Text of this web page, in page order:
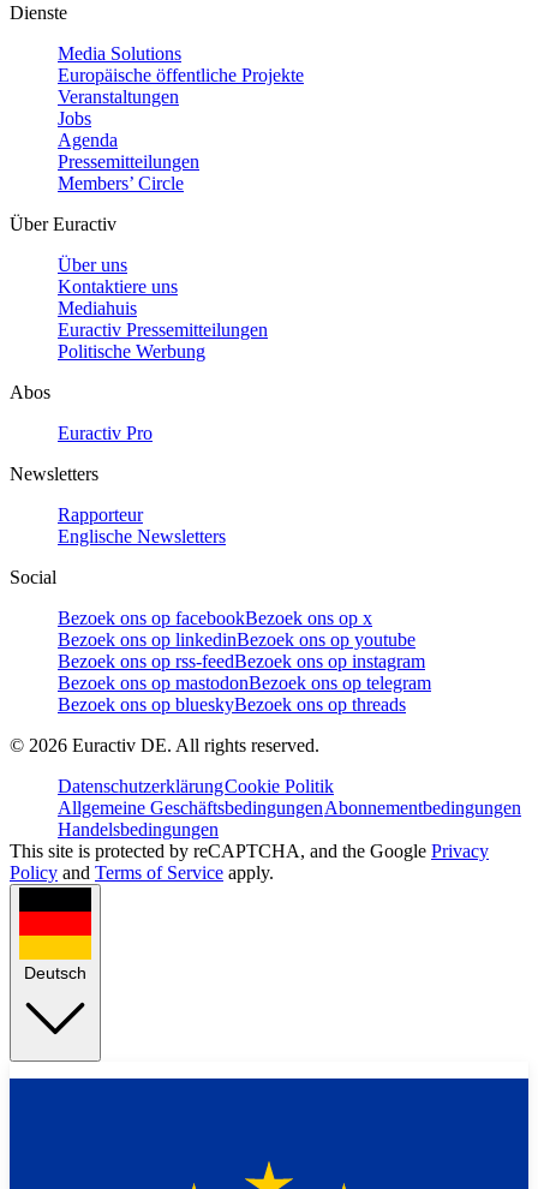
Dienste
Media Solutions
Europäische öffentliche Projekte
Veranstaltungen
Jobs
Agenda
Pressemitteilungen
Members’ Circle
Über Euractiv
Über uns
Kontaktiere uns
Mediahuis
Euractiv Pressemitteilungen
Politische Werbung
Abos
Euractiv Pro
Newsletters
Rapporteur
Englische Newsletters
Social
Bezoek ons op facebookBezoek ons op x
Bezoek ons op linkedinBezoek ons op youtube
Bezoek ons op rss-feedBezoek ons op instagram
Bezoek ons op mastodonBezoek ons op telegram
Bezoek ons op blueskyBezoek ons op threads
© 2026 Euractiv DE. All rights reserved.
DatenschutzerklärungCookie Politik
Allgemeine GeschäftsbedingungenAbonnementbedingungen
Handelsbedingungen
This site is protected by reCAPTCHA, and the Google Privacy
Policy and Terms of Service apply.
Deutsch